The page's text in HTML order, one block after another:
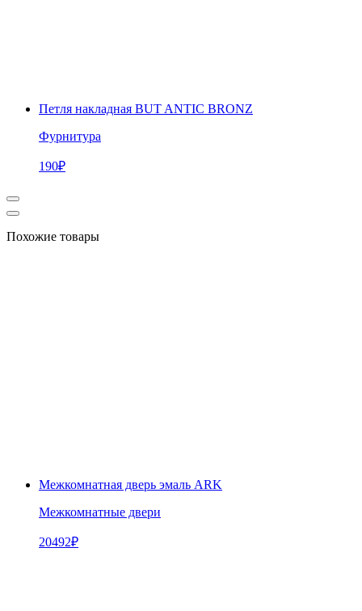
Петля накладная BUT ANTIC BRONZ
Фурнитура
190₽
Похожие товары
Межкомнатная дверь эмаль ARK
Межкомнатные двери
20492₽